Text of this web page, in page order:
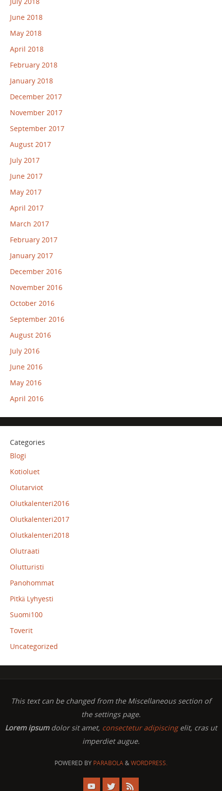
June 2018
May 2018
April 2018
February 2018
January 2018
December 2017
November 2017
September 2017
August 2017
July 2017
June 2017
May 2017
April 2017
March 2017
February 2017
January 2017
December 2016
November 2016
October 2016
September 2016
August 2016
July 2016
June 2016
May 2016
April 2016
Categories
Blogi
Kotioluet
Olutarviot
Olutkalenteri2016
Olutkalenteri2017
Olutkalenteri2018
Olutraati
Olutturisti
Panohommat
Pitkä Lyhyesti
Suomi100
Toverit
Uncategorized
This text can be changed from the Miscellaneous section of
the settings page.
Lorem ipsumdolor sit amet, consectetur adipiscingelit, cras ut
imperdiet augue.
POWERED BY PARABOLA&WORDPRESS.